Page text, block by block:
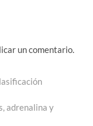
un comentario.
adrenalina y